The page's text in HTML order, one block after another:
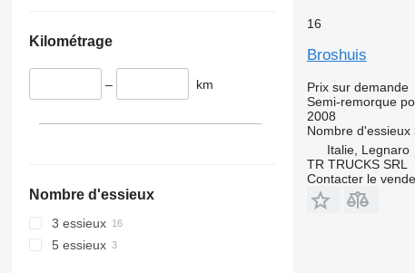
Kilométrage
– km
Nombre d'essieux
3 essieux
5 essieux
16
Broshuis
Prix sur demande
Semi-remorque
2008
Nombre d'essieux
Italie, Legnaro
TR TRUCKS SRL
Contacter le